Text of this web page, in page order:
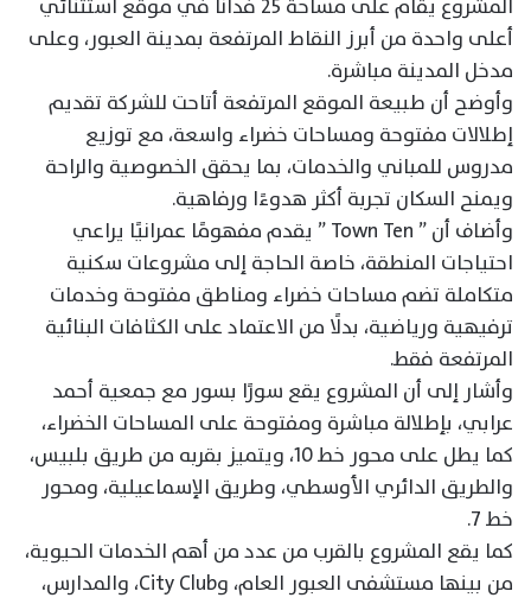
أعلى واحدة من أبرز النقاط المرتفعة بمدينة العبور، وعلى
مدخل المدينة مباشرة.
وأوضح أن طبيعة الموقع المرتفعة أتاحت للشركة تقديم
إطلالات مفتوحة ومساحات خضراء واسعة، مع توزيع
مدروس للمباني والخدمات، بما يحقق الخصوصية والراحة
ويمنح السكان تجربة أكثر هدوءًا ورفاهية.
وأضاف أن ” Town Ten ” يقدم مفهومًا عمرانيًا يراعي
احتياجات المنطقة، خاصة الحاجة إلى مشروعات سكنية
متكاملة تضم مساحات خضراء ومناطق مفتوحة وخدمات
ترفيهية ورياضية، بدلًا من الاعتماد على الكثافات البنائية
المرتفعة فقط.
وأشار إلى أن المشروع يقع سورًا بسور مع جمعية أحمد
عرابي، بإطلالة مباشرة ومفتوحة على المساحات الخضراء،
كما يطل على محور خط 10، ويتميز بقربه من طريق بلبيس،
والطريق الدائري الأوسطي، وطريق الإسماعيلية، ومحور
خط 7.
كما يقع المشروع بالقرب من عدد من أهم الخدمات الحيوية،
من بينها مستشفى العبور العام، وCity Club، والمدارس،